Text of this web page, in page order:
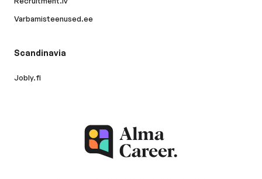
Varbamisteenused.ee
Scandinavia
Jobly.fi